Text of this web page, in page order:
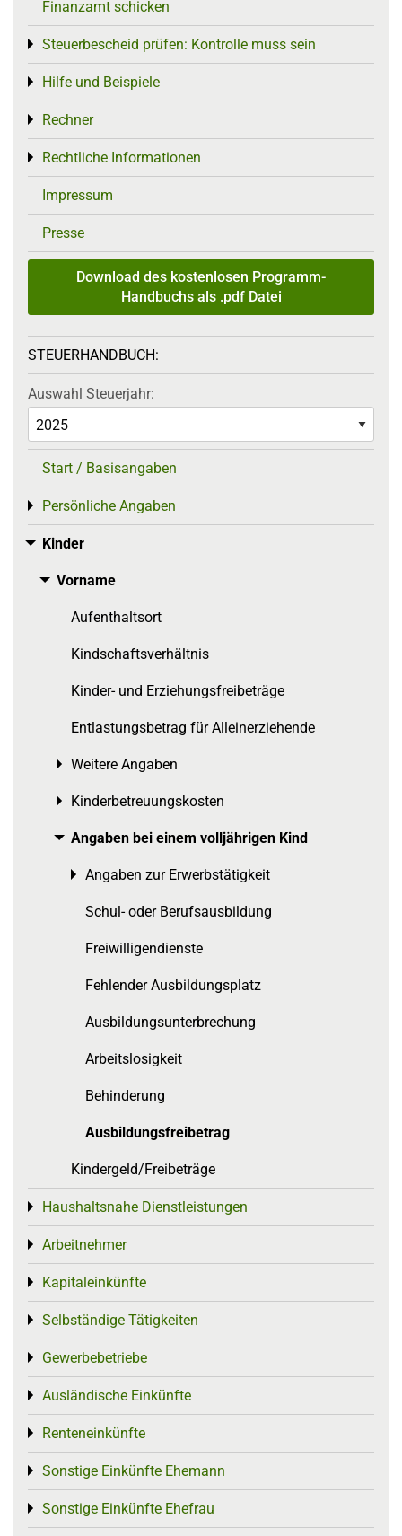
Finanzamt schicken
Steuerbescheid prüfen: Kontrolle muss sein
Toggle menu
Hilfe und Beispiele
Toggle menu
Rechner
Toggle menu
Rechtliche Informationen
Toggle menu
Impressum
Presse
Download des kostenlosen Programm-
Handbuchs als .pdf Datei
STEUERHANDBUCH:
Auswahl Steuerjahr:
Start / Basisangaben
Persönliche Angaben
Toggle menu
Kinder
Toggle menu
Vorname
Toggle menu
Aufenthaltsort
Kindschaftsverhältnis
Kinder- und Erziehungsfreibeträge
Entlastungsbetrag für Alleinerziehende
Weitere Angaben
Toggle menu
Kinderbetreuungskosten
Toggle menu
Angaben bei einem volljährigen Kind
Toggle menu
Angaben zur Erwerbstätigkeit
Toggle menu
Schul- oder Berufsausbildung
Freiwilligendienste
Fehlender Ausbildungsplatz
Ausbildungsunterbrechung
Arbeitslosigkeit
Behinderung
Ausbildungsfreibetrag
Kindergeld/Freibeträge
Haushaltsnahe Dienstleistungen
Toggle menu
Arbeitnehmer
Toggle menu
Kapitaleinkünfte
Toggle menu
Selbständige Tätigkeiten
Toggle menu
Gewerbebetriebe
Toggle menu
Ausländische Einkünfte
Toggle menu
Renteneinkünfte
Toggle menu
Sonstige Einkünfte Ehemann
Toggle menu
Sonstige Einkünfte Ehefrau
Toggle menu